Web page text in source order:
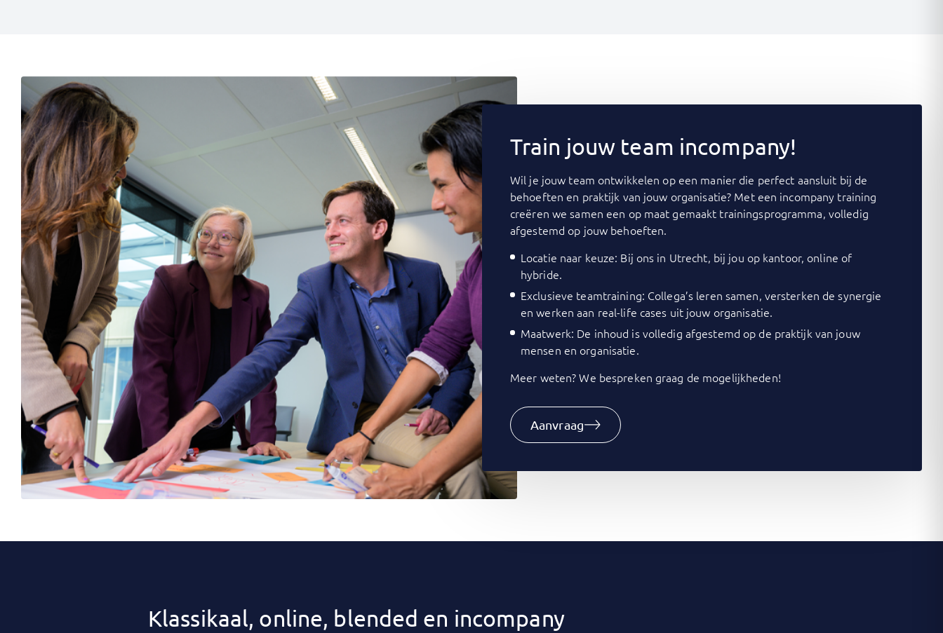
Train jouw team incompany!
Wil je jouw team ontwikkelen op een manier die perfect aansluit bij de
behoeften en praktijk van jouw organisatie? Met een incompany training
creëren we samen een op maat gemaakt trainingsprogramma, volledig
afgestemd op jouw behoeften.
Locatie naar keuze: Bij ons in Utrecht, bij jou op kantoor, online of
hybride.
Exclusieve teamtraining: Collega’s leren samen, versterken de synergie
en werken aan real-life cases uit jouw organisatie.
Maatwerk: De inhoud is volledig afgestemd op de praktijk van jouw
mensen en organisatie.
Meer weten? We bespreken graag de mogelijkheden!
Aanvraag
Klassikaal, online, blended en incompany